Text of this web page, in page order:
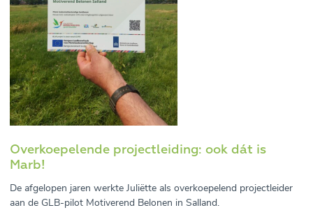
Overkoepelende projectleiding: ook dát is
Marb!
De afgelopen jaren werkte Juliëtte als overkoepelend projectleider
aan de GLB-pilot Motiverend Belonen in Salland.